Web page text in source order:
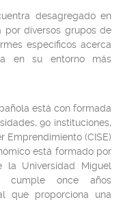
desagregado en
por diversos grupos de
específicos acerca
en su entorno más
está con formada
90 instituciones,
Emprendimiento (CISE)
está formado por
la Universidad Miguel
cumple once años
que proporciona una